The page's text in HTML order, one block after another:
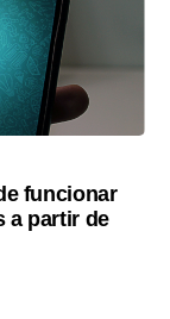
funcionar
a partir de